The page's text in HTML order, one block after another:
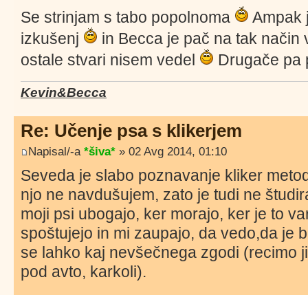
Se strinjam s tabo popolnoma
Ampak
izkušenj
in Becca je pač na tak način
ostale stvari nisem vedel
Drugače pa
Kevin&Becca
Re: Učenje psa s klikerjem
Napisal/-a *šiva* » 02 Avg 2014, 01:10
Seveda je slabo poznavanje kliker
njo ne navdušujem, zato je tudi ne
moji psi ubogajo, ker morajo, ker je to
spoštujejo in mi zaupajo, da vedo,da je
se lahko kaj nevšečnega zgodi (recimo
pod avto, karkoli).